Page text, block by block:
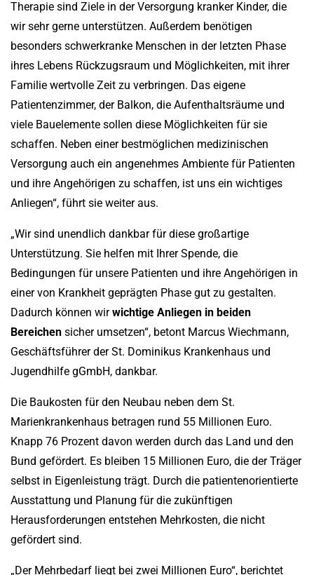
Therapie sind Ziele in der Versorgung kranker Kinder, die
wir sehr gerne unterstützen. Außerdem benötigen
besonders schwerkranke Menschen in der letzten Phase
ihres Lebens Rückzugsraum und Möglichkeiten, mit ihrer
Familie wertvolle Zeit zu verbringen. Das eigene
Patientenzimmer, der Balkon, die Aufenthaltsräume und
viele Bauelemente sollen diese Möglichkeiten für sie
schaffen. Neben einer bestmöglichen medizinischen
Versorgung auch ein angenehmes Ambiente für Patienten
und ihre Angehörigen zu schaffen, ist uns ein wichtiges
Anliegen“, führt sie weiter aus.
„Wir sind unendlich dankbar für diese großartige
Unterstützung. Sie helfen mit Ihrer Spende, die
Bedingungen für unsere Patienten und ihre Angehörigen in
einer von Krankheit geprägten Phase gut zu gestalten.
Dadurch können wirwichtige Anliegen in beiden
Bereichen sicher umsetzen“, betont Marcus Wiechmann,
Geschäftsführer der St. Dominikus Krankenhaus und
Jugendhilfe gGmbH, dankbar.
Die Baukosten für den Neubau neben dem St.
Marienkrankenhaus betragen rund 55 Millionen Euro.
Knapp 76 Prozent davon werden durch das Land und den
Bund gefördert. Es bleiben 15 Millionen Euro, die der Träger
selbst in Eigenleistung trägt. Durch die patientenorientierte
Ausstattung und Planung für die zukünftigen
Herausforderungen entstehen Mehrkosten, die nicht
gefördert sind.
„Der Mehrbedarf liegt bei zwei Millionen Euro“, berichtet